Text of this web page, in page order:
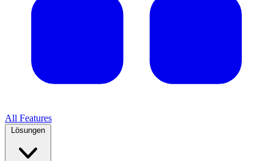
All Features